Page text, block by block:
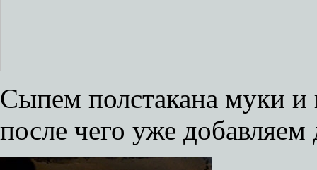
Сыпем полстакана муки
после чего уже добавляем